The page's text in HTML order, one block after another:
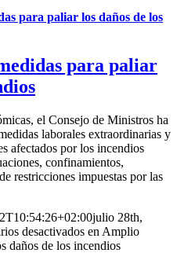
para paliar los daños de los
para paliar
el Consejo de Ministros ha
laborales extraordinarias y
afectados por los incendios
confinamientos,
restricciones impuestas por las
julio 28th,
desactivados en Amplio
daños de los incendios